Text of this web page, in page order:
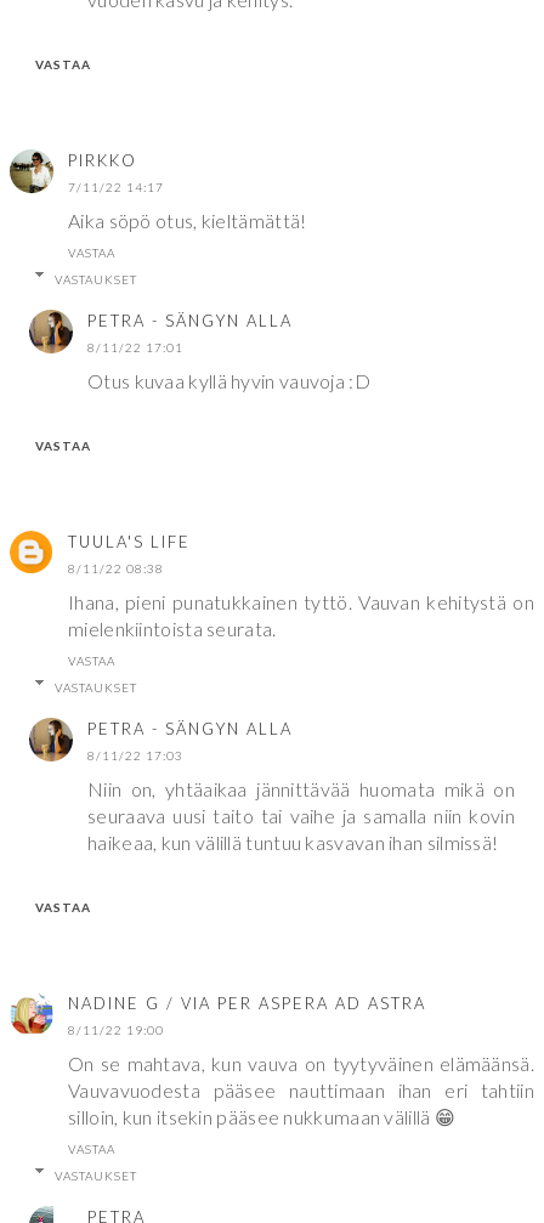
VASTAA
PIRKKO
7/11/22 14:17
Aika söpö otus, kieltämättä!
VASTAA
VASTAUKSET
PETRA - SÄNGYN ALLA
8/11/22 17:01
Otus kuvaa kyllä hyvin vauvoja :D
VASTAA
TUULA'S LIFE
8/11/22 08:38
Ihana, pieni punatukkainen tyttö. Vauvan kehitystä on
mielenkiintoista seurata.
VASTAA
VASTAUKSET
PETRA - SÄNGYN ALLA
8/11/22 17:03
Niin on, yhtäaikaa jännittävää huomata mikä on
seuraava uusi taito tai vaihe ja samalla niin kovin
haikeaa, kun välillä tuntuu kasvavan ihan silmissä!
VASTAA
NADINE G / VIA PER ASPERA AD ASTRA
8/11/22 19:00
On se mahtava, kun vauva on tyytyväinen elämäänsä.
Vauvavuodesta pääsee nauttimaan ihan eri tahtiin
silloin, kun itsekin pääsee nukkumaan välillä 😁
VASTAA
VASTAUKSET
PETRA